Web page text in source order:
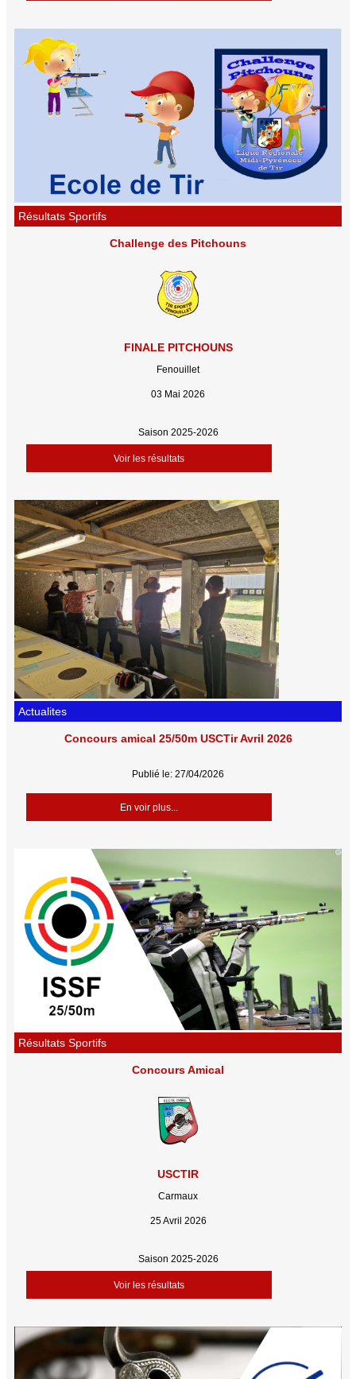
Résultats Sportifs
Challenge des Pitchouns
FINALE PITCHOUNS
Fenouillet
03 Mai 2026
Saison 2025-2026
Voir les résultats
Actualites
Concours amical 25/50m USCTir Avril 2026
Publié le: 27/04/2026
En voir plus...
Résultats Sportifs
Concours Amical
USCTIR
Carmaux
25 Avril 2026
Saison 2025-2026
Voir les résultats